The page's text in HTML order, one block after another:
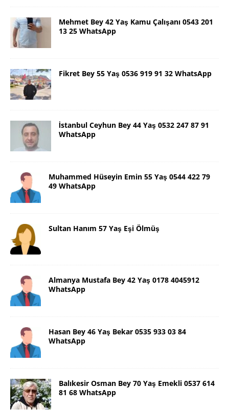
Mehmet Bey 42 Yaş Kamu Çalışanı 0543 201
13 25 WhatsApp
Fikret Bey 55 Yaş 0536 919 91 32 WhatsApp
İstanbul Ceyhun Bey 44 Yaş 0532 247 87 91
WhatsApp
Muhammed Hüseyin Emin 55 Yaş 0544 422 79
49 WhatsApp
Sultan Hanım 57 Yaş Eşi Ölmüş
Almanya Mustafa Bey 42 Yaş 0178 4045912
WhatsApp
Hasan Bey 46 Yaş Bekar 0535 933 03 84
WhatsApp
Balıkesir Osman Bey 70 Yaş Emekli 0537 614
81 68 WhatsApp